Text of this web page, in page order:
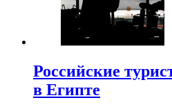
Российские
в Египте